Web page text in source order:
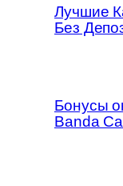
Лучшие
Без
Бонусы
Banda